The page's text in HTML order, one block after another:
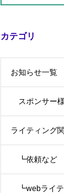
カテゴリ
お知らせ一覧
スポンサー
ライティング
┗依頼など
┗webライ